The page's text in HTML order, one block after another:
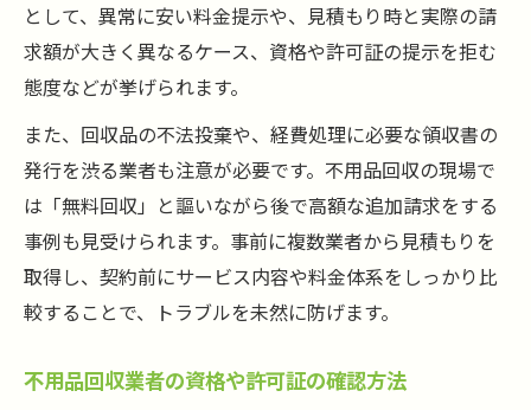
として、異常に安い料金提示や、見積もり時と実際の請
求額が大きく異なるケース、資格や許可証の提示を拒む
態度などが挙げられます。
また、回収品の不法投棄や、経費処理に必要な領収書の
発行を渋る業者も注意が必要です。不用品回収の現場で
は「無料回収」と謳いながら後で高額な追加請求をする
事例も見受けられます。事前に複数業者から見積もりを
取得し、契約前にサービス内容や料金体系をしっかり比
較することで、トラブルを未然に防げます。
不用品回収業者の資格や許可証の確認方法